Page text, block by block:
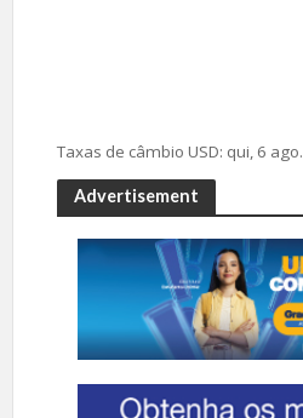
Taxas de câmbio USD: qui, 6 ago.
Advertisement